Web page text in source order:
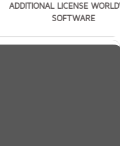
ADDITIONAL LICENSE
SOFTWARE